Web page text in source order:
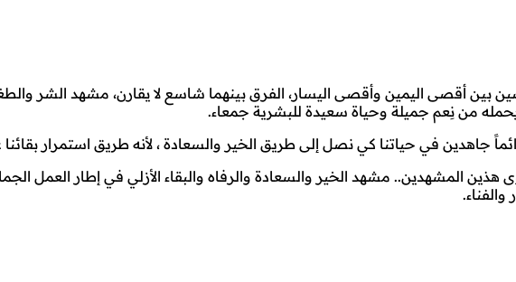
أقصى اليمين وأقصى اليسار، الفرق بينهما شاسع لا يقارن، مشهد الشر
يحمله من نِعم جميلة وحياة سعيدة للبشرية جمعاء.
جاهدين في حياتنا كي نصل إلى طريق الخير والسعادة ، لأنه طريق استمرار بقائنا
هذين المشهدين.. مشهد الخير والسعادة والرفاه والبقاء الأزلي في إطار العمل
والفناء.